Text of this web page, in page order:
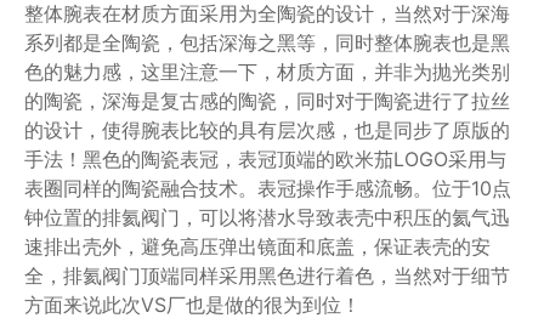
整体腕表在材质方面采用为全陶瓷的设计，当然对于深海
系列都是全陶瓷，包括深海之黑等，同时整体腕表也是黑
色的魅力感，这里注意一下，材质方面，并非为抛光类别
的陶瓷，深海是复古感的陶瓷，同时对于陶瓷进行了拉丝
的设计，使得腕表比较的具有层次感，也是同步了原版的
手法！黑色的陶瓷表冠，表冠顶端的欧米茄LOGO采用与
表圈同样的陶瓷融合技术。表冠操作手感流畅。位于10点
钟位置的排氦阀门，可以将潜水导致表壳中积压的氦气迅
速排出壳外，避免高压弹出镜面和底盖，保证表壳的安
全，排氦阀门顶端同样采用黑色进行着色，当然对于细节
方面来说此次VS厂也是做的很为到位！